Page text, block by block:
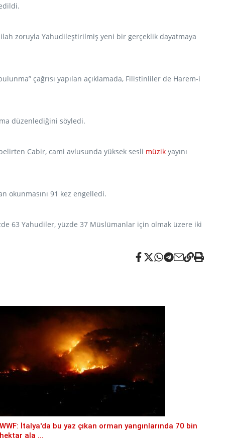
zoruyla Yahudileştirilmiş yeni bir gerçeklik dayatmaya
çağrısı yapılan açıklamada, Filistinliler de Harem-i
düzenlediğini söyledi.
Cabir, cami avlusunda yüksek sesli müzik yayını
okunmasını 91 kez engelledi.
63 Yahudiler, yüzde 37 Müslümanlar için olmak üzere iki
WWF: İtalya'da bu yaz çıkan orman yangınlarında 70 bin
hektar ala ...